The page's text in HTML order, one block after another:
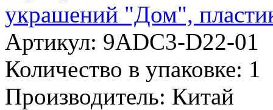
украшений "Дом",
Артикул: 9ADC3-D22-01
Количество в упаковке: 1
Производитель: Китай